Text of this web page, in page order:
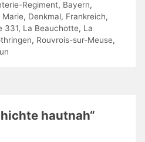
Regiment, Bayern,
, Denkmal, Frankreich,
331, La Beauchotte, La
, Rouvrois-sur-Meuse,
hautnah“